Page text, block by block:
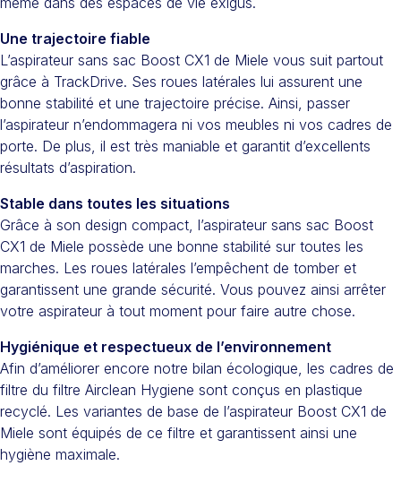
Une trajectoire fiable
L’aspirateur sans sac Boost CX1 de Miele vous suit partout
grâce à TrackDrive. Ses roues latérales lui assurent une
bonne stabilité et une trajectoire précise. Ainsi, passer
l’aspirateur n’endommagera ni vos meubles ni vos cadres de
porte. De plus, il est très maniable et garantit d’excellents
résultats d’aspiration.
Stable dans toutes les situations
Grâce à son design compact, l’aspirateur sans sac Boost
CX1 de Miele possède une bonne stabilité sur toutes les
marches. Les roues latérales l’empêchent de tomber et
garantissent une grande sécurité. Vous pouvez ainsi arrêter
votre aspirateur à tout moment pour faire autre chose.
Hygiénique et respectueux de l’environnement
Afin d’améliorer encore notre bilan écologique, les cadres de
filtre du filtre Airclean Hygiene sont conçus en plastique
recyclé. Les variantes de base de l’aspirateur Boost CX1 de
Miele sont équipés de ce filtre et garantissent ainsi une
hygiène maximale.